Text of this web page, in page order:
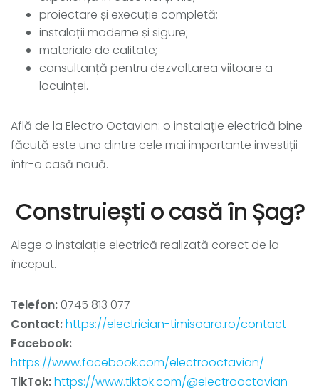
proiectare și execuție completă;
instalații moderne și sigure;
materiale de calitate;
consultanță pentru dezvoltarea viitoare a
locuinței.
Află de la Electro Octavian: o instalație electrică bine
făcută este una dintre cele mai importante investiții
într-o casă nouă.
Construiești o casă în Șag?
Alege o instalație electrică realizată corect de la
început.
Telefon: 0745 813 077
Contact:https://electrician-timisoara.ro/contact
Facebook:
https://www.facebook.com/electrooctavian/
TikTok:https://www.tiktok.com/@electrooctavian